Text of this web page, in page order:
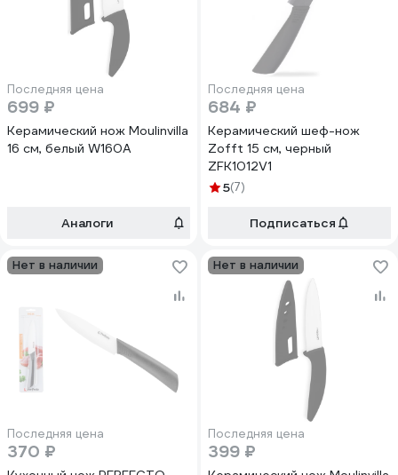
Последняя цена
699 ₽
Керамический нож Moulinvilla
16 см, белый W160A
Аналоги
Последняя цена
684 ₽
Керамический шеф-нож
Zofft 15 см, черный
ZFK1012V1
5(7)
Подписаться
Нет в наличии
Последняя цена
370 ₽
Нет в наличии
Последняя цена
399 ₽